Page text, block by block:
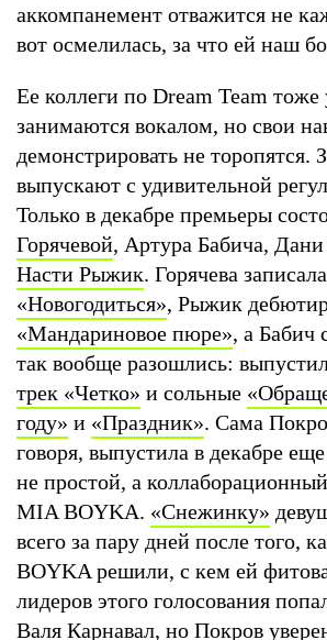
аккомпанемент отважится не
вот осмелилась, за что ей наш
Ее коллеги по Dream Team тоже
занимаются вокалом, но свои
демонстрировать не торопятся.
выпускают с удивительной
Только в декабре премьеры
Горячевой, Артура Бабича,
Насти Рыжик. Горячева
«Новогодиться», Рыжик
«Мандариновое пюре», а
так вообще разошлись:
трек «Четко» и сольные
году» и «Праздник». Сама
говоря, выпустила в декабре
не простой, а
MIA BOYKA. «Снежинку»
всего за пару дней после того,
BOYKA решили, с кем ей
лидеров этого голосования
Валя Карнавал, но Покров